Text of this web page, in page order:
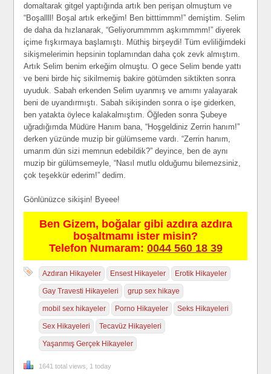
domaltarak gitgel yaptığında artık ben perişan olmuştum ve
“Boşallll! Boşal artık erkeğim! Ben bitttimmm!” demiştim. Selim
de daha da hızlanarak, “Geliyorummmm aşkımmmm!” diyerek
içime fışkırmaya başlamıştı. Müthiş birşeydi! Tüm evliliğimdeki
sikişmelerimin hepsinin toplamından daha çok zevk almıştım.
Artık Selim benim erkeğim olmuştu. O gece Selim bende yattı
ve beni birde hiç sikilmemiş bakire götümden siktikten sonra
uyuduk. Sabah erkenden Selim uyanmış ve amımı yalayarak
beni de uyandırmıştı. Sabah sikişinden sonra o işe giderken,
ben yatakta öylece kalakalmıştım. Öğleden sonra Şubeye
uğradığımda Müdüre Hanım bana, “Hoşgeldiniz Zerrin hanım!”
derken yüzünde muzip bir gülümseme vardı. “Zerrin hanım,
umarım dün sizi memnun edebildik?” deyince, ben de aynı
muzip bir gülümsemeyle, “Nasıl mutlu olduğumu bilemezsiniz,
çok teşekkür ederim!” dedim.
Gönlünüzce sikişin! Byeee!
Ben Gizem, boğalar gibi azdıra azdıra
boşaltmamı ister misin?
Telefon Numaram: 0044 560 18 39
Azdıran Hikayeler Ensest Hikayeler Erotik Hikayeler
Gay Travesti Hikayeleri grup sex hikaye
mobil sex hikayeler Porno Hikayeler Seks Hikayeleri
Sex Hikayeleri Tecavüz Hikayeleri
Yaşanmış Gerçek Hikayeler
1641 total views, 1 today